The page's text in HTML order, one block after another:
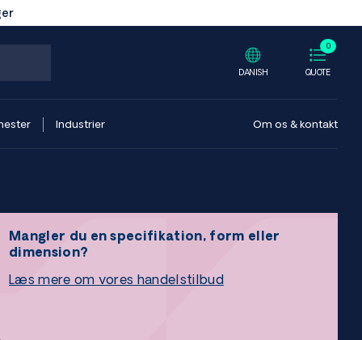
0
QUOTE
DANISH
Industrier Om os & kontakt
Mangler du en specifikation, form eller
dimension?
Læs mere om vores handelstilbud